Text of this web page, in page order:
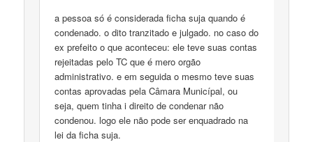
a pessoa só é considerada ficha suja quando é
condenado. o dito tranzitado e julgado. no caso do
ex prefeito o que aconteceu: ele teve suas contas
rejeitadas pelo TC que é mero orgão
administrativo. e em seguida o mesmo teve suas
contas aprovadas pela Câmara Municípal, ou
seja, quem tinha i direito de condenar não
condenou. logo ele não pode ser enquadrado na
lei da ficha suja.